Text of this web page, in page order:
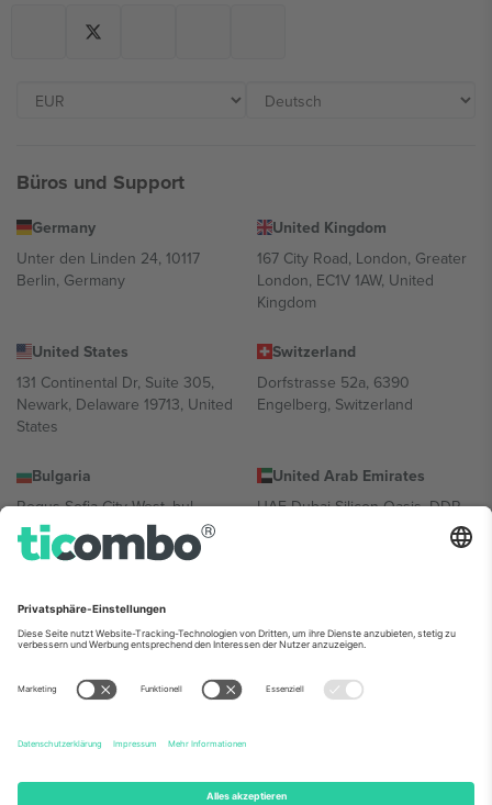
Büros und Support
Germany
Unter den Linden 24, 10117
Berlin, Germany
United Kingdom
167 City Road, London, Greater
London, EC1V 1AW, United
Kingdom
United States
131 Continental Dr, Suite 305,
Newark, Delaware 19713, United
States
Switzerland
Dorfstrasse 52a, 6390
Engelberg, Switzerland
Bulgaria
Regus Sofia City West, bul
Totleben 53-55, 1606 Sofia,
Bulgaria
United Arab Emirates
UAE Dubai Silicon Oasis, DDP
Building A1, Office 302, Dubai,
Mexico
Av Chapultepec 360, Roma
Norte, Cuauhtémoc, 06700
Ciudad de México, CDMX,
Mexico
Die juristische Person des Plattformanbieters kann je nach
Informationen finden Sie auf der jeweiligen Veranstaltungsseite, im